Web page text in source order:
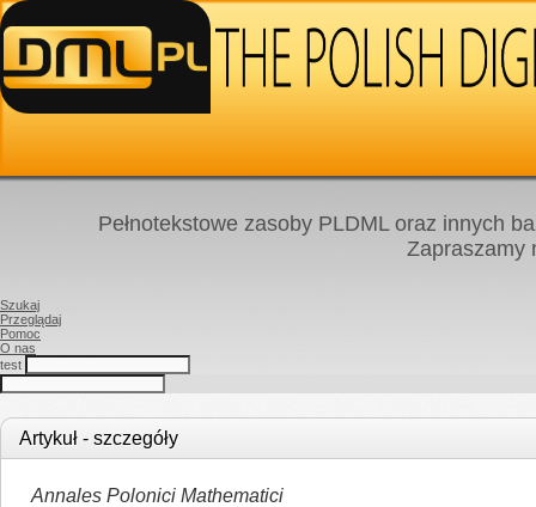
Pełnotekstowe zasoby PLDML oraz innych
Zapraszamy
Szukaj
Przeglądaj
Pomoc
O nas
test
Artykuł - szczegóły
Annales Polonici Mathematici